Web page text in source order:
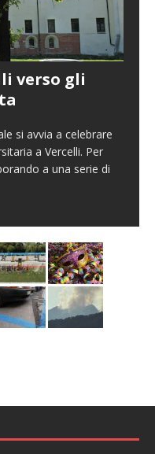
verso gli
si avvia a celebrare
a Vercelli. Per
a una serie di